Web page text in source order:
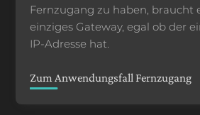
Fernzugang zu haben, braucht
einziges Gateway, egal ob der
IP-Adresse hat.
Zum Anwendungsfall Fernzugang